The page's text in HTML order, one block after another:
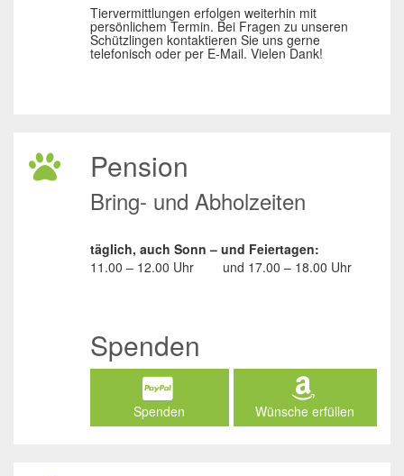
Tiervermittlungen erfolgen weiterhin mit
persönlichem Termin. Bei Fragen zu unseren
Schützlingen kontaktieren Sie uns gerne
telefonisch oder per E-Mail. Vielen Dank!
Pension
Bring- und Abholzeiten
täglich, auch Sonn – und Feiertagen:
11.00 – 12.00 Uhr
und 17.00 – 18.00 Uhr
Spenden
Spenden Wünsche erfüllen